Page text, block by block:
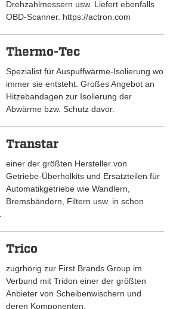
Drehzahlmessern usw. Liefert ebenfalls
OBD-Scanner. https://actron.com
Thermo-Tec
Spezialist für Auspuffwärme-Isolierung wo
immer sie entsteht. Großes Angebot an
Hitzebandagen zur Isolierung der
Abwärme bzw. Schutz davor.
Transtar
einer der größten Hersteller von
Getriebe-Überholkits und Ersatzteilen für
Automatikgetriebe wie Wandlern,
Bremsbändern, Filtern usw. in schon
Trico
zugrhörig zur First Brands Group im
Verbund mit Tridon einer der größten
Anbieter von Scheibenwischern und
deren Komponenten.